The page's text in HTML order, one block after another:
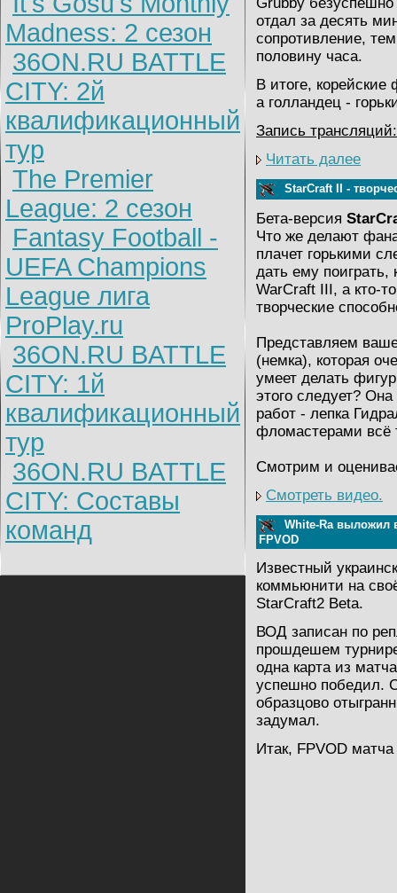
Madness: 2 сезон
36ON.RU BATTLE
CITY: 2й
квалификационный
тур
The Premier
League: 2 cезон
Fantasy Football -
UEFA Champions
League лига
ProPlay.ru
36ON.RU BATTLE
CITY: 1й
квалификационный
тур
36ON.RU BATTLE
CITY: Составы
команд
отдал за десять
сопротивление,
половину часа.
В итоге,
а голландец -
Запись трансляций:
Читать далее
StarCraft II -
Бета-версия
Что же делают
плачет горькими
дать ему поиграть,
WarCraft III, а кто-
творческие
Представляем
(немка), которая
умеет делать
этого следует?
работ - лепка
фломастерами всё
Смотрим и
Смотреть видео.
White-Ra выложил
FPVOD
Известный
коммьюнити на
StarCraft2 Beta.
ВОД записан по
прошдешем
одна карта из
успешно победил.
образцово
задумал.
Итак, FPVOD